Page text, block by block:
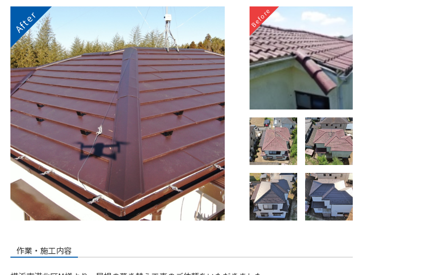
After Before
作業・施工内容